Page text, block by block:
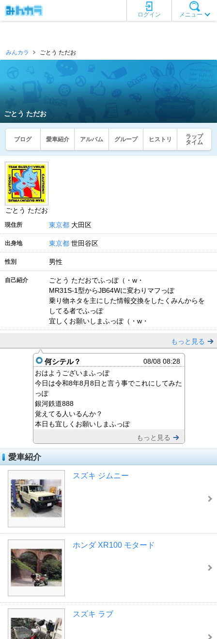
メニュー
ログイン
みんカラ ごとう ただお
ごとう ただお
ブログ 愛車紹介 アルバム グループ ヒストリ
ラップ
タイム
ごとう ただお
現住所 東京都 大田区
出身地 東京都 世田谷区
性別 男性
自己紹介
ごとう ただおでふっぽ（・w・
MR31S-1型からJB64Wに変わりマフっぽ
乗り物ネタを主にした情報交換をしたくみんからを
してる者でふっぽ
宜しくお願いしまふっぽ（・w・
もっと見る
何シテル？
08/08 08:28
おはようございまふっぽ
今日は令和8年8月8日と言う事でこれにしてみた
っぽ
銀河鉄道888
覚えてる人いるんか？
本日も宜しくお願いしまふっぽ
もっと見る
愛車紹介
スズキ ジムニー
ホンダ XR100 モタード
スズキ ラブ